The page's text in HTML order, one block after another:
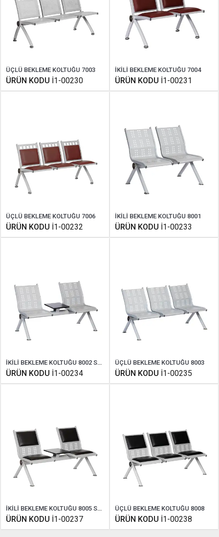
ÜÇLÜ BEKLEME KOLTUĞU 7003
ÜRÜN KODU İ1-00230
İKİLİ BEKLEME KOLTUĞU 7004
ÜRÜN KODU İ1-00231
ÜÇLÜ BEKLEME KOLTUĞU 7006
ÜRÜN KODU İ1-00232
İKİLİ BEKLEME KOLTUĞU 8001
ÜRÜN KODU İ1-00233
İKİLİ BEKLEME KOLTUĞU 8002 SEHPALI
ÜRÜN KODU İ1-00234
ÜÇLÜ BEKLEME KOLTUĞU 8003
ÜRÜN KODU İ1-00235
İKİLİ BEKLEME KOLTUĞU 8005 SEHPALI
ÜRÜN KODU İ1-00237
ÜÇLÜ BEKLEME KOLTUĞU 8008
ÜRÜN KODU İ1-00238